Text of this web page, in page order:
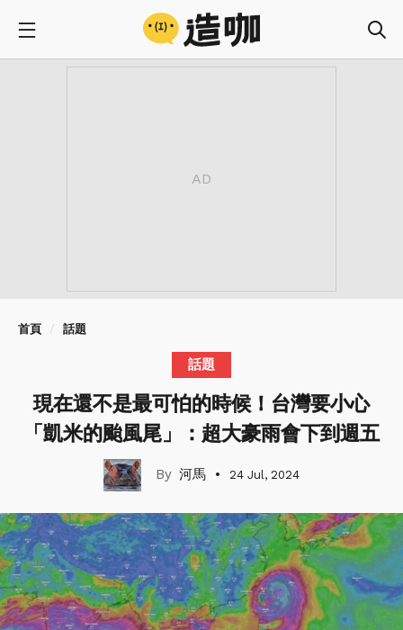
首頁 話題
話題
現在還不是最可怕的時候！台灣要小心
「凱米的颱風尾」：超大豪雨會下到週五
河馬 24 Jul, 2024